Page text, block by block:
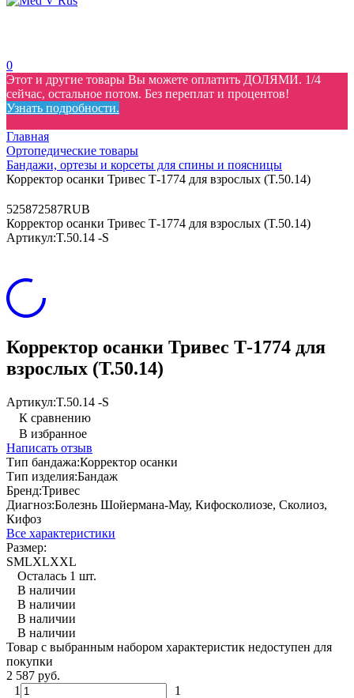
0
Этот и другие товары Вы можете оплатить ДОЛЯМИ. 1/4
сейчас, остальное потом. Без переплат и процентов!
Узнать подробности.
Главная
Ортопедические товары
Бандажи, ортезы и корсеты для спины и поясницы
Корректор осанки Тривес Т-1774 для взрослых (T.50.14)
525872587RUB
Корректор осанки Тривес Т-1774 для взрослых (T.50.14)
Артикул:T.50.14 -S
Корректор осанки Тривес Т-1774 для
взрослых (T.50.14)
Артикул:T.50.14 -S
К сравнению
В избранное
Написать отзыв
Тип бандажа:Корректор осанки
Тип изделия:Бандаж
Бренд:Тривес
Диагноз:Болезнь Шойермана-Мау, Кифосколиозе, Сколиоз,
Кифоз
Все характеристики
Размер:
SMLXLXXL
Осталась 1 шт.
В наличии
В наличии
В наличии
В наличии
Товар с выбранным набором характеристик недоступен для
покупки
2 587 руб.
1
1